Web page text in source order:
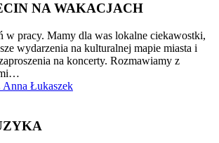
NA WAKACJACH
w pracy. Mamy dla was lokalne ciekawostki,
wydarzenia na kulturalnej mapie miasta i
na koncerty. Rozmawiamy z
Anna Łukaszek